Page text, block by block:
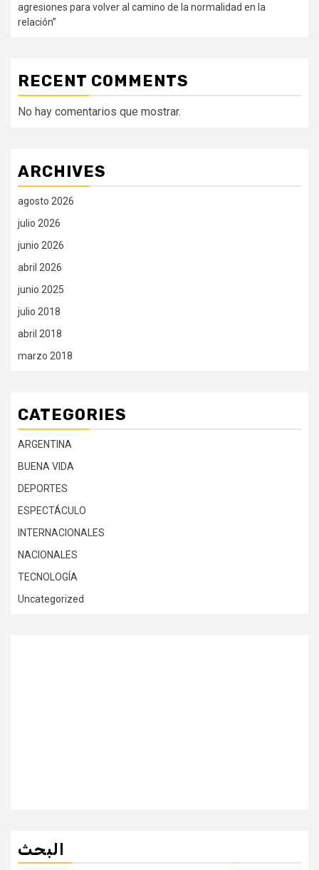
agresiones para volver al camino de la normalidad en la
relación”
RECENT COMMENTS
No hay comentarios que mostrar.
ARCHIVES
agosto 2026
julio 2026
junio 2026
abril 2026
junio 2025
julio 2018
abril 2018
marzo 2018
CATEGORIES
ARGENTINA
BUENA VIDA
DEPORTES
ESPECTÁCULO
INTERNACIONALES
NACIONALES
TECNOLOGÍA
Uncategorized
البحث